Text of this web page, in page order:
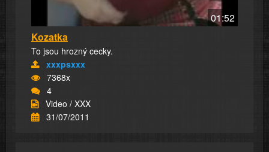
01:52
Kozatka
To jsou hrozný cecky.
xxxpsxxx
7368x
4
Video / XXX
31/07/2011